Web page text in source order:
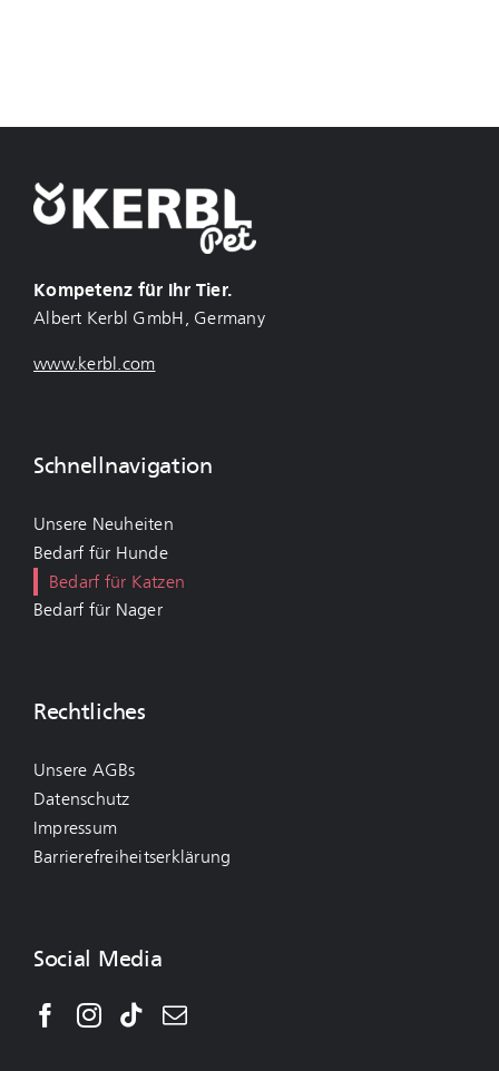
Kompetenz für Ihr Tier.
Albert Kerbl GmbH, Germany
www.kerbl.com
Schnellnavigation
Unsere Neuheiten
Bedarf für Hunde
Bedarf für Katzen
Bedarf für Nager
Rechtliches
Unsere AGBs
Datenschutz
Impressum
Barrierefreiheitserklärung
Social Media